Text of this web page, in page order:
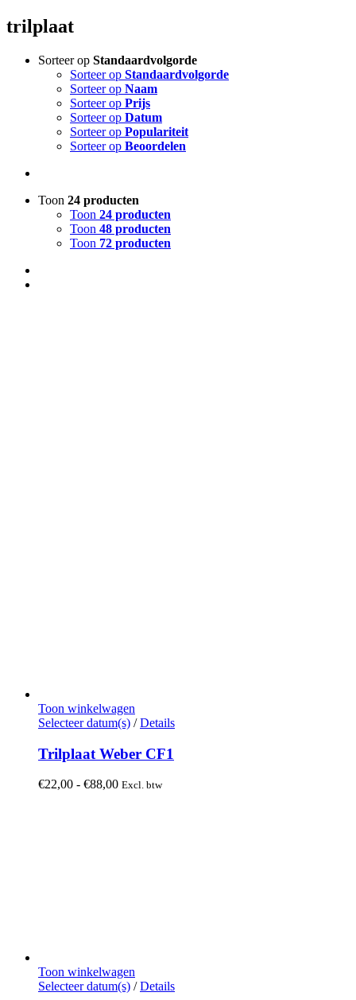
trilplaat
Sorteer op Standaardvolgorde
Sorteer op Standaardvolgorde
Sorteer op Naam
Sorteer op Prijs
Sorteer op Datum
Sorteer op Populariteit
Sorteer op Beoordelen
Toon 24 producten
Toon 24 producten
Toon 48 producten
Toon 72 producten
Toon winkelwagen
Selecteer datum(s) Dit
heeft
meerdere
variaties.
/ Details
Trilplaat Weber CF1
€22,00 - €88,00Prijsklasse:
Excl. btw
Toon winkelwagen
Selecteer datum(s) Dit
/ Details